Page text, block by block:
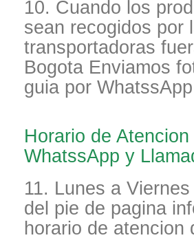
10. Cuando los
sean recogidos por
transportadoras
Bogota Enviamos
guia por
Horario de Atencion
WhatssApp y
11. Lunes a
del pie de pagina
horario de atencion